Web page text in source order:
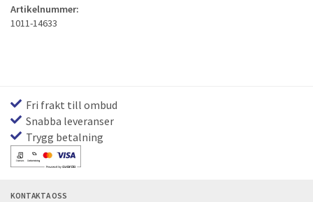
Artikelnummer:
1011-14633
Fri frakt till ombud
Snabba leveranser
Trygg betalning
KONTAKTA OSS